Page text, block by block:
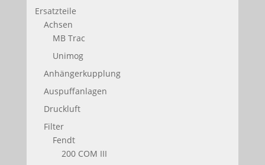
Ersatzteile
Achsen
MB Trac
Unimog
Anhängerkupplung
Auspuffanlagen
Druckluft
Filter
Fendt
200 COM III